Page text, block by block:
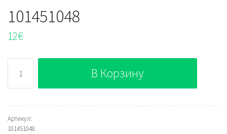
101451048
12€
101451048
В Корзину
Артикул:
101451048